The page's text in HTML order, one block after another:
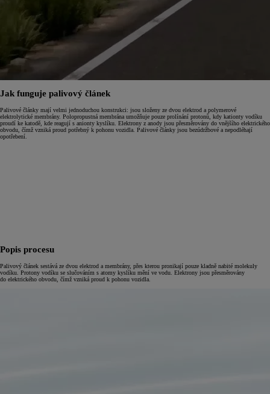
Jak funguje palivový článek
Palivové články mají velmi jednoduchou konstrukci: jsou složeny ze dvou elektrod a polymerové
elektrolytické membrány. Polopropustná membrána umožňuje pouze prolínání protonů, kdy kationty vodíku
proudí ke katodě, kde reagují s anionty kyslíku. Elektrony z anody jsou přesměrovány do vnějšího elektrického
obvodu, čímž vzniká proud potřebný k pohonu vozidla. Palivové články jsou bezúdržbové a nepodléhají
opotřebení.
Popis procesu
Palivový článek sestává ze dvou elektrod a membrány, přes kterou pronikají pouze kladně nabité molekuly
vodíku. Protony vodíku se slučováním s atomy kyslíku mění ve vodu. Elektrony jsou přesměrovány
do elektrického obvodu, čímž vzniká proud k pohonu vozidla.